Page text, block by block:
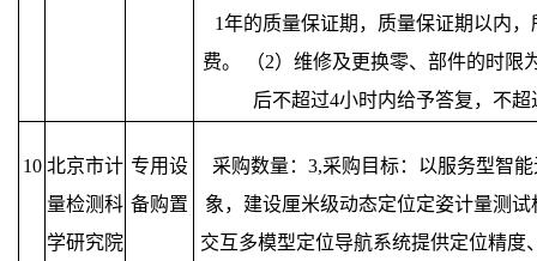
1年的质量保证期，质量保证期以内
费。 （2）维修及更换零、部件的时限
后不超过4小时内给予答复，不
10 北京市计
量检测科
学研究院
专用设
备购置
采购数量：3,采购目标：以服务型智
象，建设厘米级动态定位定姿计量测
交互多模型定位导航系统提供定位精度